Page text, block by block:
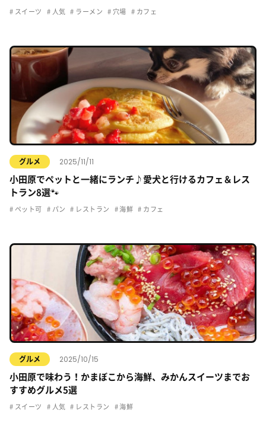
スイーツ 人気 ラーメン 穴場 カフェ
グルメ 2025/11/11
小田原でペットと一緒にランチ♪愛犬と行けるカフェ＆レス
トラン8選🐾
ペット可 パン レストラン 海鮮 カフェ
グルメ 2025/10/15
小田原で味わう！かまぼこから海鮮、みかんスイーツまでお
すすめグルメ5選
スイーツ 人気 レストラン 海鮮